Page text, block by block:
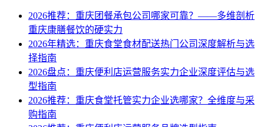
2026推荐：重庆团餐承包公司哪家可靠？——多维剖析
重庆康膳餐饮的硬实力
2026年精选：重庆食堂食材配送热门公司深度解析与选
择指南
2026盘点：重庆便利店运营服务实力企业深度评估与选
型指南
2026推荐：重庆食堂托管实力企业选哪家？全维度与采
购指南